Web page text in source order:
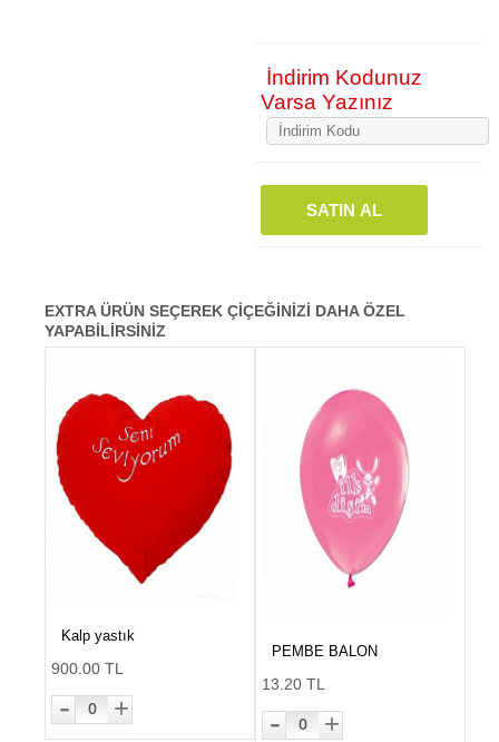
İndirim Kodunuz
Varsa Yazınız
SATIN AL
EXTRA ÜRÜN SEÇEREK ÇİÇEĞİNİZİ DAHA ÖZEL
YAPABİLİRSİNİZ
Kalp yastık
900.00 TL
- 0 +
PEMBE BALON
13.20 TL
- 0 +